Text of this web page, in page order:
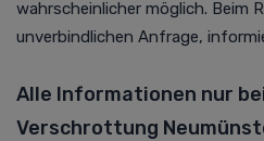
wahrscheinlicher möglich. Beim
unverbindlichen Anfrage,
Alle Informationen nur bei
Verschrottung